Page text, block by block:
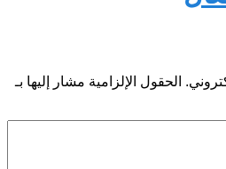
الحقول الإلزامية مشار إليها بـ